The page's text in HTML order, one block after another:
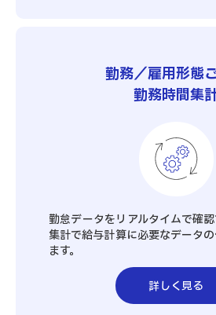
勤務／雇用形態
勤務時間集
勤怠データをリアルタイムで確
集計で給与計算に必要なデータ
ます。
詳しく見る